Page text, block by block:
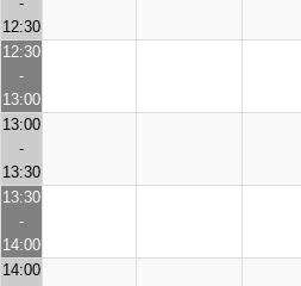
12:30
12:30
-
13:00
13:00
-
13:30
13:30
-
14:00
14:00